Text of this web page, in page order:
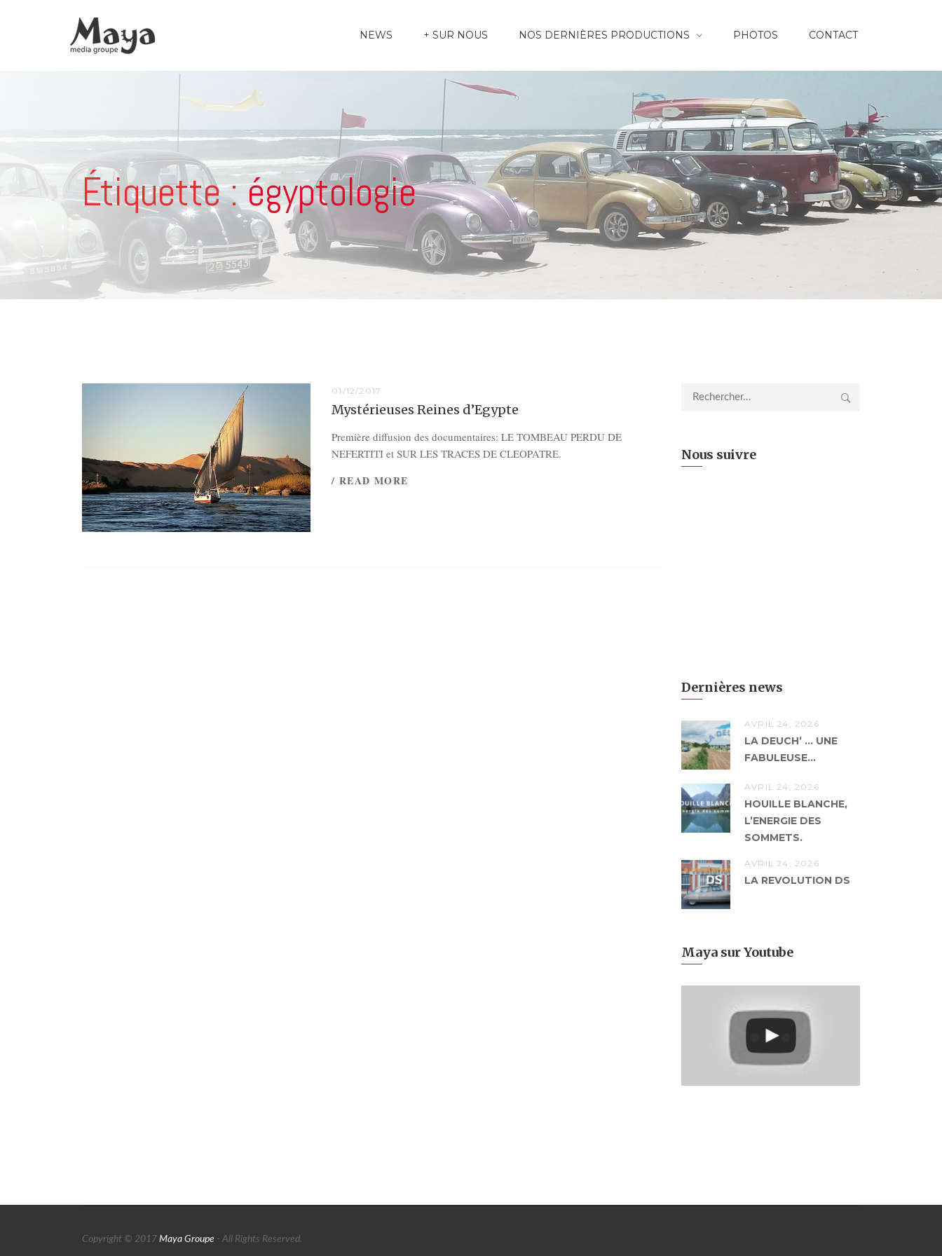
NEWS + SUR NOUS NOS DERNIÈRES PRODUCTIONS PHOTOS CONTACT
Étiquette :égyptologie
01/12/2017
Mystérieuses Reines d’Egypte
Première diffusion des documentaires: LE TOMBEAU PERDU DE
NEFERTITI et SUR LES TRACES DE CLEOPATRE.
/ READ MORE
Rechercher :
Nous suivre
Dernières news
AVRIL 24, 2026
LA DEUCH’ … UNE
FABULEUSE...
AVRIL 24, 2026
HOUILLE BLANCHE,
L’ENERGIE DES
SOMMETS.
AVRIL 24, 2026
LA REVOLUTION DS
Maya sur Youtube
Copyright © 2017 Maya Groupe - All Rights Reserved.